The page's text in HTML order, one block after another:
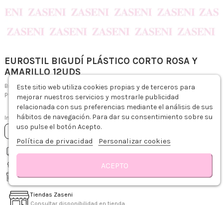
EUROSTIL BIGUDÍ PLÁSTICO CORTO ROSA Y
AMARILLO 12UDS
Bigudí corto de plástico especialmente diseñado para la realización de la
permanente.
2,19 €
Impuestos incluidos
Envío gratis desde 75€
Recíbelo de 1-3 días hábiles
Recogida gratis en tienda
Tiendas Zaseni
Descripción
Este sitio web utiliza cookies propias y de terceros para
mejorar nuestros servicios y mostrarle publicidad
relacionada con sus preferencias mediante el análisis de sus
hábitos de navegación. Para dar su consentimiento sobre su
uso pulse el botón Acepto.
Política de privacidad Personalizar cookies
ACEPTO